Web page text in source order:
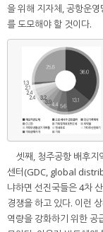
을 위해 지자체, 공항운
를 도모해야 할 것이다.
셋째, 청주공항 배후지
센터(GDC, global
냐하면 선진국들은 4차
경쟁을 하고 있다. 이런
역량을 강화하기 위한 공